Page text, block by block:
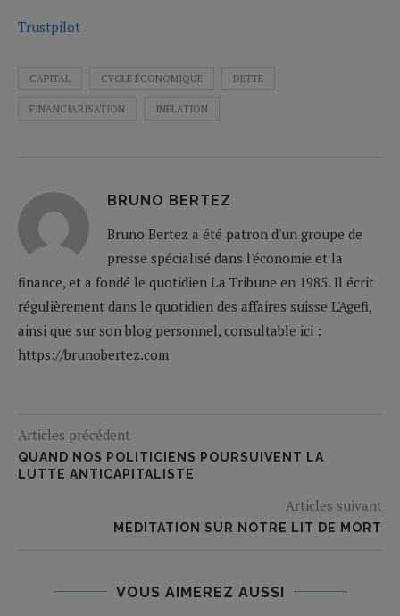
Trustpilot
CAPITAL CYCLE ÉCONOMIQUE DETTE
FINANCIARISATION INFLATION
BRUNO BERTEZ
Bruno Bertez a été patron d'un groupe de
presse spécialisé dans l'économie et la
finance, et a fondé le quotidien La Tribune en 1985. Il écrit
régulièrement dans le quotidien des affaires suisse L'Agefi,
ainsi que sur son blog personnel, consultable ici :
https://brunobertez.com
Articles précédent
QUAND NOS POLITICIENS POURSUIVENT LA
LUTTE ANTICAPITALISTE
Articles suivant
MÉDITATION SUR NOTRE LIT DE MORT
VOUS AIMEREZ AUSSI